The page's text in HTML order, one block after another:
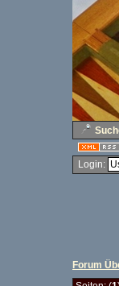
Login:
Forum